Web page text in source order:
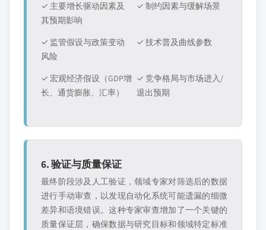
✓ 主要增长驱动因素及
其预期影响
✓ 制约因素与缓解场景
✓ 监管假设与政策变动
风险
✓ 技术普及曲线参数
✓ 宏观经济假设（GDP增
长、通货膨胀、汇率）
✓ 竞争格局与市场进入/
退出预期
6. 验证与质量保证
最终阶段涉及人工验证，领域专家对筛选后的数据
进行手动审查，以发现自动化系统可能遗漏的细微
差异和语境错误。这种专家审查增加了一个关键的
质量保证层，确保数据与研究目标和领域特定标准